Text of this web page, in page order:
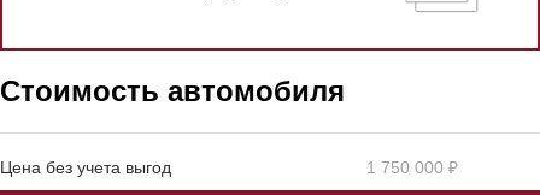
Стоимость автомобиля
Цена без учета выгод 1 750 000 ₽